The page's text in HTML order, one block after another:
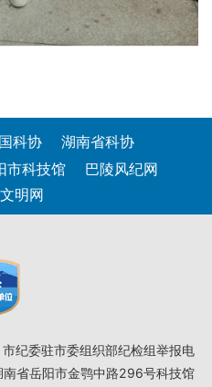
科协
湖南省科协
市科技馆
巴陵风纪网
明网
市纪委驻市委组织部纪检组举报电
南省岳阳市金鹗中路296号科技馆